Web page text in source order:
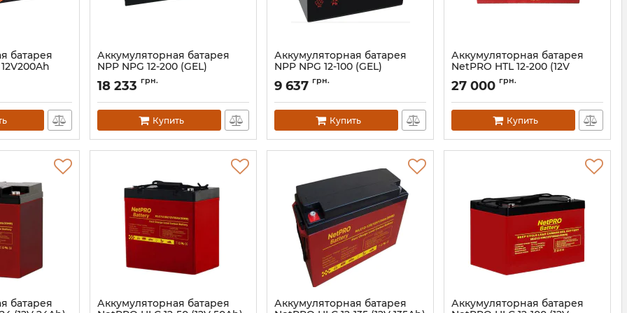
батарея
Аккумуляторная батарея
NPP NPG 12-200 (GEL)
Артикул: 13767
18 233 грн.
Купить
Аккумуляторная батарея
NPP NPG 12-100 (GEL)
Артикул: 13766
9 637 грн.
Купить
Аккумуляторная батарея
NetPRO HTL 12-200 (12V
Артикул: bat-netpro-htl-12-200
27 000 грн.
Купить
батарея
Аккумуляторная батарея
Аккумуляторная батарея
Аккумуляторная батарея